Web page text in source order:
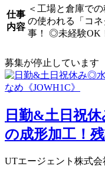
仕事
内容
＜工場と倉庫で
の使われる「コ
事！ ◎未経験
募集が停止しています
日勤&土日祝
の成形加工！
UTエージェント株式会